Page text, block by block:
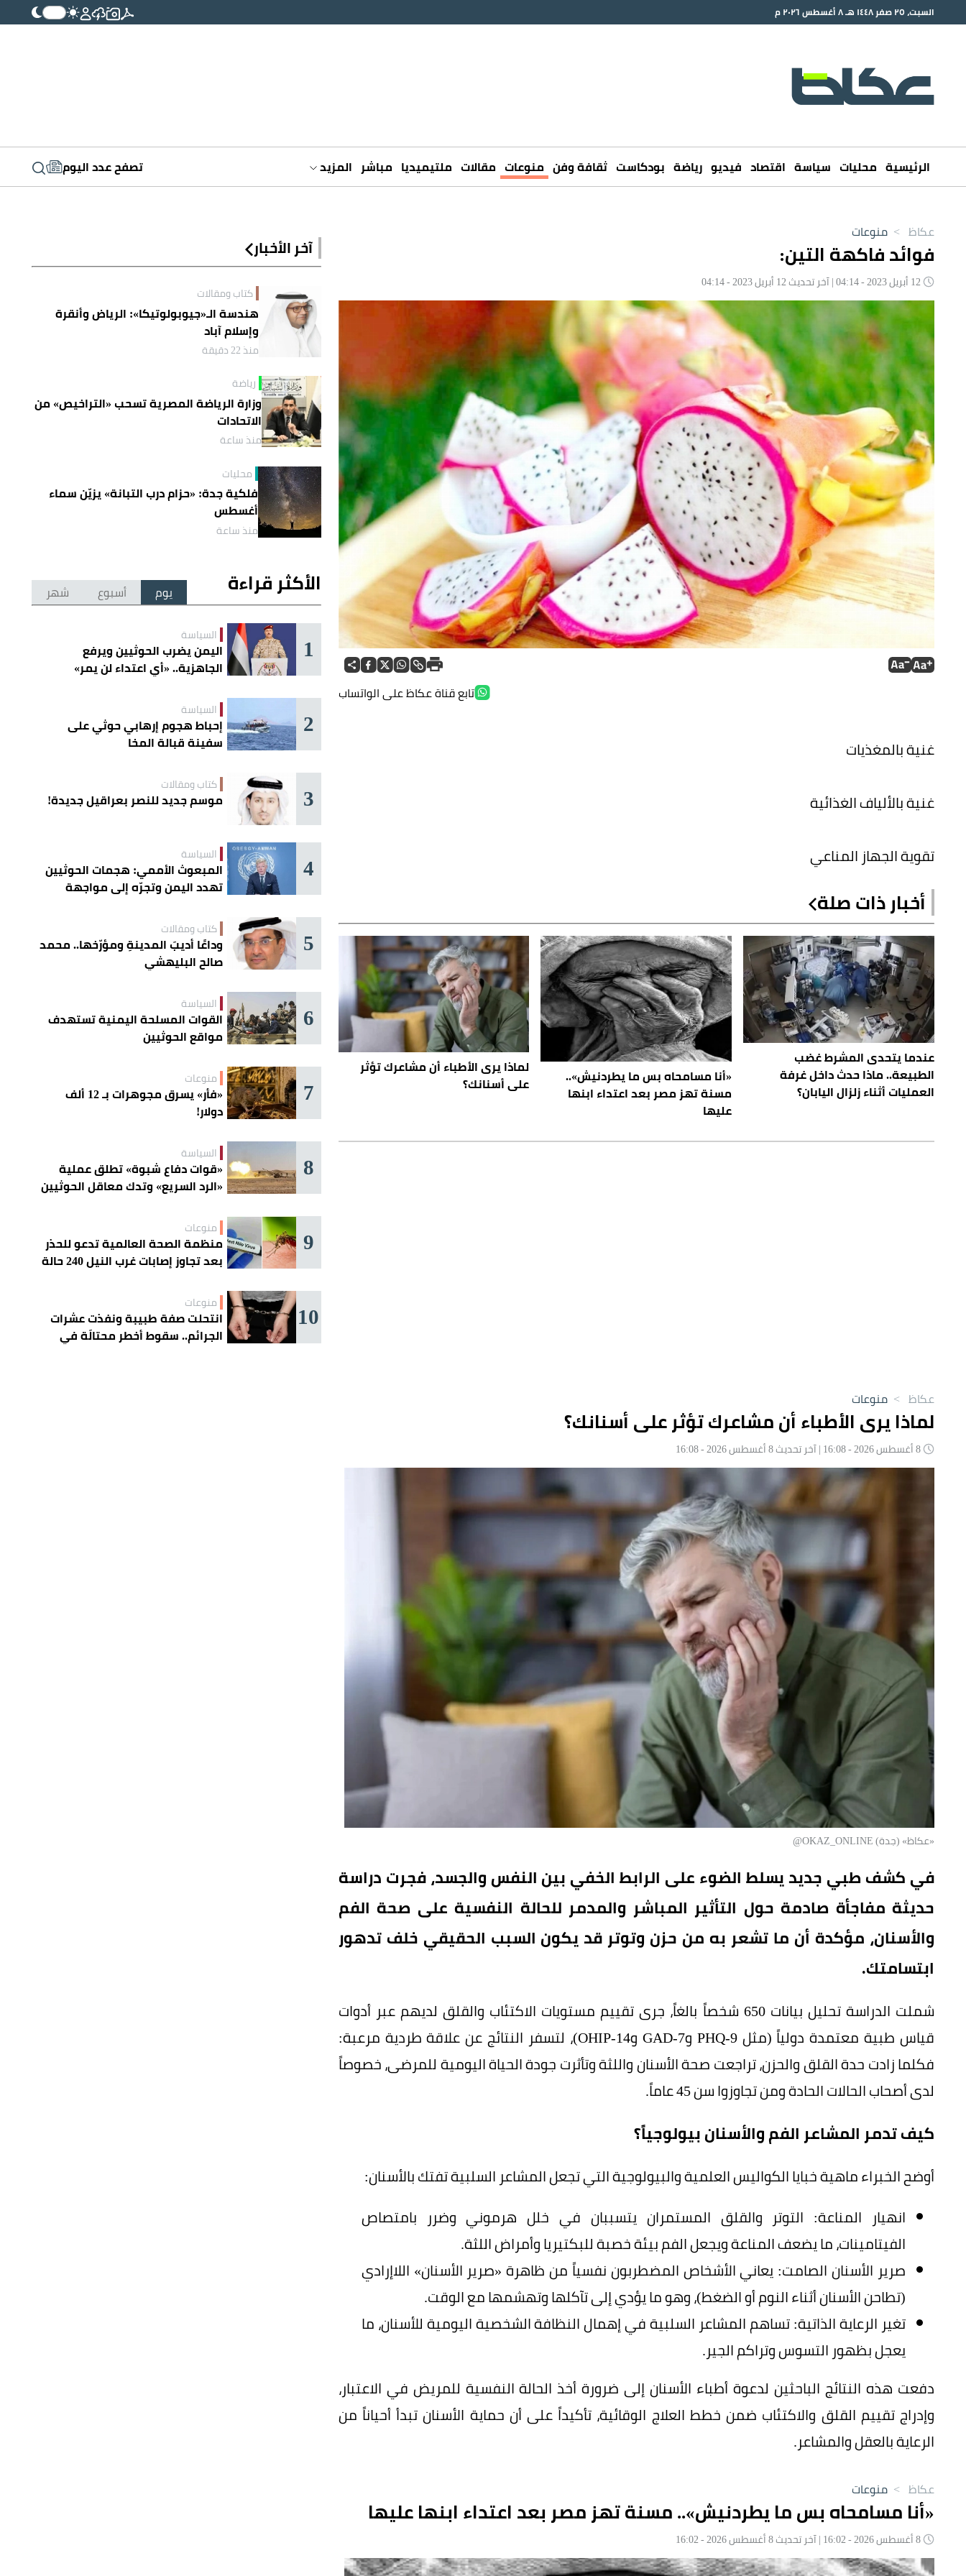
السبت، ٢٥ صفر ١٤٤٨ هـ ٨ أغسطس ٢٠٢٦ م
الرئيسية محليات سياسة اقتصاد فيديو رياضة بودكاست ثقافة وفن منوعات مقالات ملتيميديا مباشر المزيد تصفح عدد اليوم
عكاظ > منوعات
فوائد فاكهة التين:
تابع قناة عكاظ على الواتساب
غنية بالمغذيات
غنية بالألياف الغذائية
تقوية الجهاز المناعي
أخبار ذات صلة
عندما يتحدى المشرط غضب
الطبيعة.. ماذا حدث داخل غرفة
العمليات أثناء زلزال اليابان؟
«أنا مسامحاه بس ما يطردنيش»..
مسنة تهز مصر بعد اعتداء ابنها
عليها
لماذا يرى الأطباء أن مشاعرك تؤثر
على أسنانك؟
آخر الأخبار
كتاب ومقالات
هندسة الـ«جيوبولوتيكا»: الرياض وأنقرة
وإسلام آباد
منذ 22 دقيقة
رياضة
وزارة الرياضة المصرية تسحب «التراخيص» من
الاتحادات
منذ ساعة
محليات
فلكية جدة: «حزام درب التبانة» يزيّن سماء
أغسطس
منذ ساعة
الأكثر قراءة يوم أسبوع شهر
1 السياسة
اليمن يضرب الحوثيين ويرفع
الجاهزية.. «أي اعتداء لن يمر»
2 السياسة
إحباط هجوم إرهابي حوثي على
سفينة قبالة المخا
3 كتاب ومقالات
موسم جديد للنصر بعراقيل جديدة!
4 السياسة
المبعوث الأممي: هجمات الحوثيين
تهدد اليمن وتجرّه إلى مواجهة
5 كتاب ومقالات
وداعًا أديبَ المدينةِ ومؤرّخها.. محمد
صالح البليهشي
6 السياسة
القوات المسلحة اليمنية تستهدف
مواقع الحوثيين
7 منوعات
«فأر» يسرق مجوهرات بـ 12 ألف
دولار!
8 السياسة
«قوات دفاع شبوة» تطلق عملية
«الرد السريع» وتدك معاقل الحوثيين
9 منوعات
منظمة الصحة العالمية تدعو للحذر
بعد تجاوز إصابات غرب النيل 240 حالة
10 منوعات
انتحلت صفة طبيبة ونفذت عشرات
الجرائم.. سقوط أخطر محتالَة في
عكاظ > منوعات
لماذا يرى الأطباء أن مشاعرك تؤثر على أسنانك؟
«عكاظ» (جدة) OKAZ_ONLINE@
في كشف طبي جديد يسلط الضوء على الرابط الخفي بين النفس والجسد، فجرت دراسة
حديثة مفاجأة صادمة حول التأثير المباشر والمدمر للحالة النفسية على صحة الفم
والأسنان، مؤكدة أن ما تشعر به من حزن وتوتر قد يكون السبب الحقيقي خلف تدهور
ابتسامتك.
شملت الدراسة تحليل بيانات 650 شخصاً بالغاً، جرى تقييم مستويات الاكتئاب والقلق لديهم عبر أدوات
قياس طبية معتمدة دولياً (مثل PHQ-9 وGAD-7 وOHIP-14)، لتسفر النتائج عن علاقة طردية مرعبة:
فكلما زادت حدة القلق والحزن، تراجعت صحة الأسنان واللثة وتأثرت جودة الحياة اليومية للمرضى، خصوصاً
لدى أصحاب الحالات الحادة ومن تجاوزوا سن 45 عاماً.
كيف تدمر المشاعر الفم والأسنان بيولوجياً؟
أوضح الخبراء ماهية خبايا الكواليس العلمية والبيولوجية التي تجعل المشاعر السلبية تفتك بالأسنان:
انهيار المناعة: التوتر والقلق المستمران يتسببان في خلل هرموني وضرر بامتصاص
الفيتامينات، ما يضعف المناعة ويجعل الفم بيئة خصبة للبكتيريا وأمراض اللثة.
صرير الأسنان الصامت: يعاني الأشخاص المضطربون نفسياً من ظاهرة «صرير الأسنان» اللاإرادي
(تطاحن الأسنان أثناء النوم أو الضغط)، وهو ما يؤدي إلى تآكلها وتهشمها مع الوقت.
تغير الرعاية الذاتية: تساهم المشاعر السلبية في إهمال النظافة الشخصية اليومية للأسنان، ما
يعجل بظهور التسوس وتراكم الجير.
دفعت هذه النتائج الباحثين لدعوة أطباء الأسنان إلى ضرورة أخذ الحالة النفسية للمريض في الاعتبار،
وإدراج تقييم القلق والاكتئاب ضمن خطط العلاج الوقائية، تأكيداً على أن حماية الأسنان تبدأ أحياناً من
الرعاية بالعقل والمشاعر.
عكاظ > منوعات
«أنا مسامحاه بس ما يطردنيش».. مسنة تهز مصر بعد اعتداء ابنها عليها